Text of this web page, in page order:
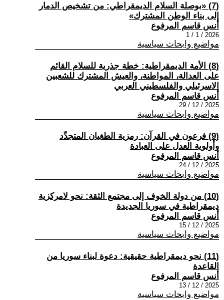
(7) «بوصلة السلام الديمقراطي: من تشخيص الدمار
إلى بناء الوطن المشترك»
أنس قاسم المرفوع
2026 / 1 / 1
مواضيع وابحاث سياسية
(8) الأمة الديمقراطية: خطة جذرية للسلام القائم
على العدالة، المواطنة، والعيش المشترك للشعبين
الاسرئيلي والفلسطيني العربي
أنس قاسم المرفوع
2025 / 12 / 29
مواضيع وابحاث سياسية
(9) فرعون في القرآن: رمزية الطغيان المتجدِّد
وأولوية العدل على العبادة
أنس قاسم المرفوع
2025 / 12 / 24
مواضيع وابحاث سياسية
(10) من دولة الخوف إلى مجتمع الثقة: نحو لامركزية
ديمقراطية في سوريا الجديدة
أنس قاسم المرفوع
2025 / 12 / 15
مواضيع وابحاث سياسية
(11) نحو ديمقراطية حقيقية: دعوة لبناء سوريا من
القاعدة
أنس قاسم المرفوع
2025 / 12 / 13
مواضيع وابحاث سياسية